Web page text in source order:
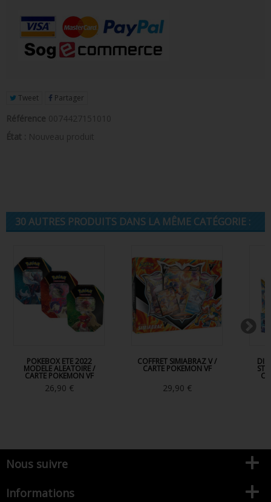
FIGURINE POP RETRO TOYS
FIGURINES POP AUTRES COMICS
FUNKO VINYL SODA
FUNKO POP PIN
Tweet Partager
Référence 0074427151010
État : Nouveau produit
30 AUTRES PRODUITS DANS LA MÊME CATÉGORIE :
POKEBOX ETE 2022
MODELE ALEATOIRE /
CARTE POKEMON VF
26,90 €
COFFRET SIMIABRAZ V /
CARTE POKEMON VF
29,90 €
Nous suivre
Informations